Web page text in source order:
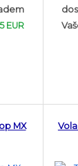
EUR
MX